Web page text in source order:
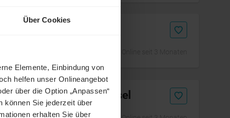
Über Cookies
Elemente, Einbindung von
helfen unser Onlineangebot
über die Option „Anpassen“
können Sie jederzeit über
erhalten Sie über
d) Netzbetreiberwechsel